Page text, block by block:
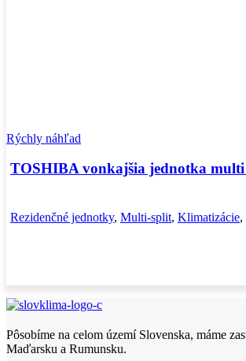
Rýchly náhľad
TOSHIBA vonkajšia jednotka multi
Rezidenčné jednotky, Multi-split, Klimatizácie,
Pôsobíme na celom území Slovenska, máme
Maďarsku a Rumunsku.